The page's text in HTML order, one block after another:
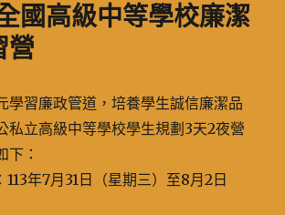
國高級中等學校廉潔
營
學習廉政管道，培養學生誠信廉潔品
私立高級中等學校學生規劃3天2夜營
下：
年7月31日（星期三）至8月2日